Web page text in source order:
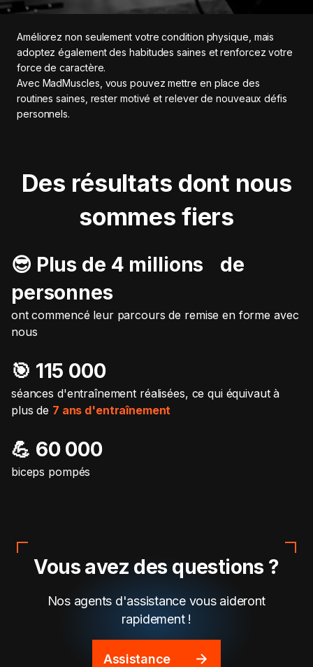
Améliorez non seulement votre condition physique, mais
adoptez également des habitudes saines et renforcez votre
force de caractère.
Avec MadMuscles, vous pouvez mettre en place des
routines saines, rester motivé et relever de nouveaux défis
personnels.
Des résultats dont nous
sommes fiers
😎 Plus de 4 millions de
personnes
ont commencé leur parcours de remise en forme avec
nous
🎯️ 115 000
séances d'entraînement réalisées, ce qui équivaut à
plus de 7 ans d'entraînement
💪 60 000
biceps pompés
Vous avez des questions ?
Nos agents d'assistance vous aideront
rapidement !
Assistance